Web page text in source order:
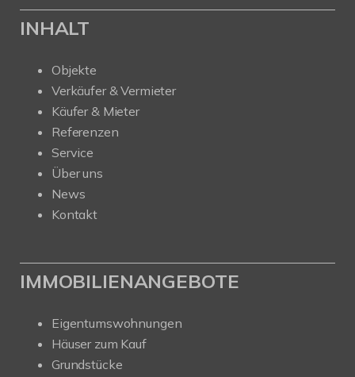
INHALT
Objekte
Verkäufer & Vermieter
Käufer & Mieter
Referenzen
Service
Über uns
News
Kontakt
IMMOBILIENANGEBOTE
Eigentumswohnungen
Häuser zum Kauf
Grundstücke